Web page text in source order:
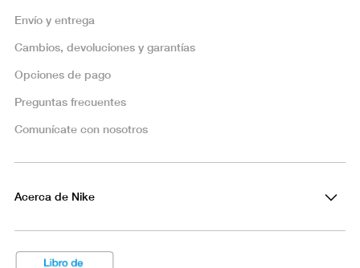
Envío y entrega
Cambios, devoluciones y garantías
Opciones de pago
Preguntas frecuentes
Comunícate con nosotros
Acerca de Nike